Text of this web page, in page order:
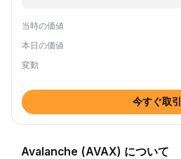
当時の価値
本日の価値
変動
今すぐ取引
Avalanche (AVAX) について